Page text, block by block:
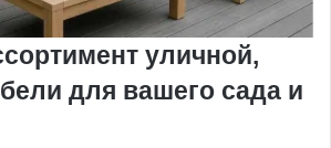
уличной,
для вашего сада и